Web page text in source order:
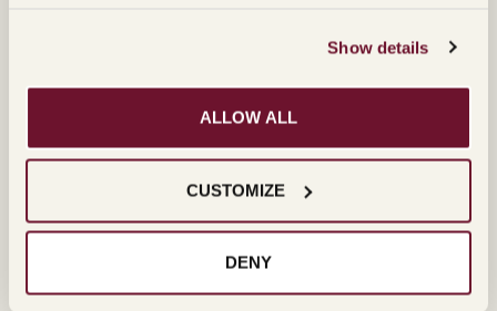
Show details
ALLOW ALL
CUSTOMIZE
DENY